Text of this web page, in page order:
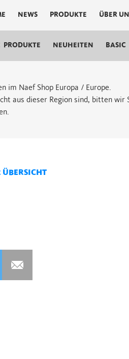
NEWS PRODUKTE ÜBER
PRODUKTE NEUHEITEN BASIC
im Naef Shop Europa / Europe.
aus dieser Region sind, bitten wir
ÜBERSICHT